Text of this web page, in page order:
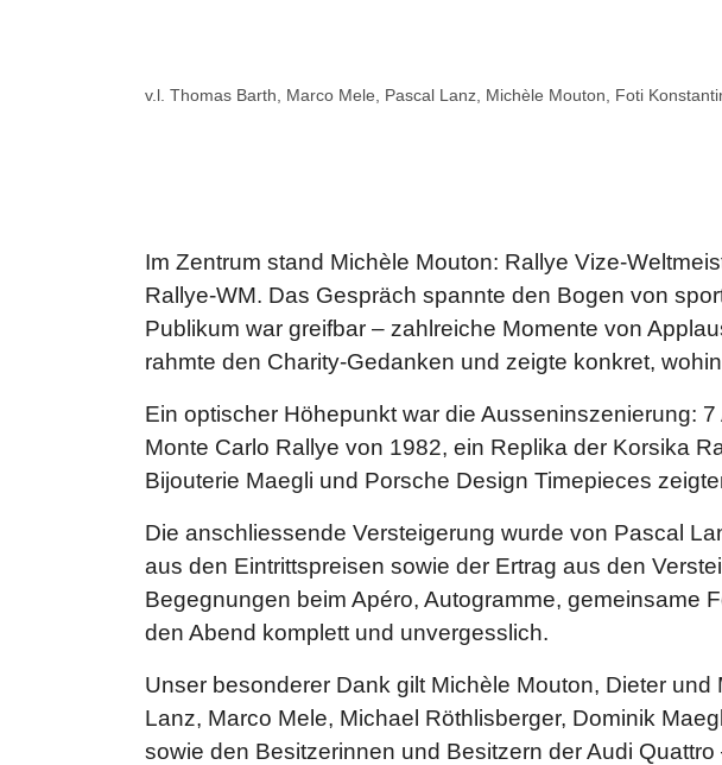
v.l. Thomas Barth, Marco Mele, Pascal Lanz, Michèle Mouton, Foti
Im Zentrum stand Michèle Mouton: Rallye Vize-
Rallye-WM. Das Gespräch spannte den Bogen von
Publikum war greifbar – zahlreiche Momente von
rahmte den Charity-Gedanken und zeigte konkret,
Ein optischer Höhepunkt war die Ausseninszenierung:
Monte Carlo Rallye von 1982, ein Replika der Korsika
Bijouterie Maegli und Porsche Design Timepieces
Die anschliessende Versteigerung wurde von Pascal
aus den Eintrittspreisen sowie der Ertrag aus den
Begegnungen beim Apéro, Autogramme, gemeinsame
den Abend komplett und unvergesslich.
Unser besonderer Dank gilt Michèle Mouton, Dieter
Lanz, Marco Mele, Michael Röthlisberger, Dominik
sowie den Besitzerinnen und Besitzern der Audi